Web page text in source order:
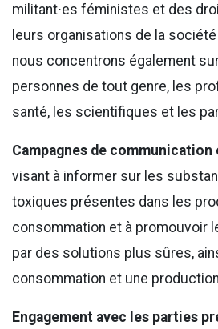
militant∙es féministes et des
leurs organisations de la
nous concentrons également
personnes de tout genre, les
santé, les scientifiques et les
Campagnes de
visant à informer sur les
toxiques présentes dans les
consommation et à promouvoir
par des solutions plus sûres,
consommation et une
Engagement avec les parties